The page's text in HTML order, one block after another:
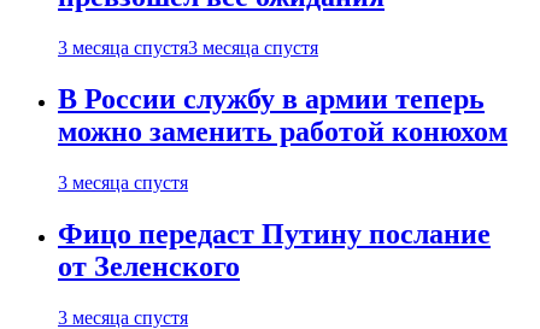
3 месяца спустя3 месяца спустя
В России службу в армии теперь
можно заменить работой конюхом
3 месяца спустя
Фицо передаст Путину послание
от Зеленского
3 месяца спустя